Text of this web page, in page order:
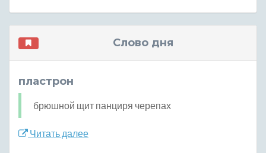
Слово дня
пластрон
брюшной щит панциря черепах
Читать далее